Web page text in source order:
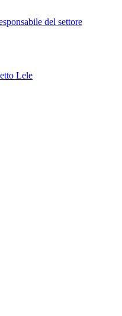
del settore
Lele